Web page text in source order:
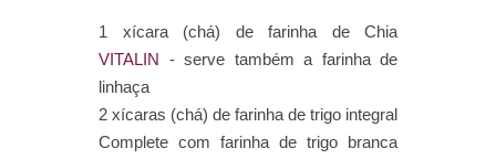
1 xícara (chá) de farinha de Chia
VITALIN - serve também a farinha de
linhaça
2 xícaras (chá) de farinha de trigo integral
Complete com farinha de trigo branca